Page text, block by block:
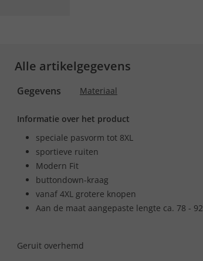
Alle artikelgegevens
Gegevens Materiaal
Informatie over het product
speciale pasvorm tot 8XL
sportieve ruiten
Modern Fit
buttondown-kraag
vanaf 4XL grotere knopen
Aan de maat aangepaste lengte ca. 78 - 92
Geruit overhemd